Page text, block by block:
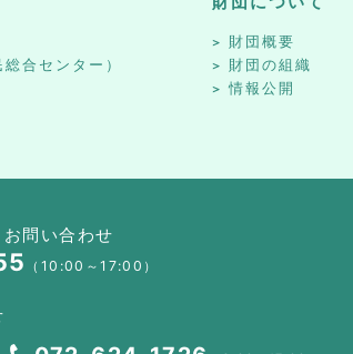
合センター）
財団概要
財団の組織
情報公開
問い合わせ
（10:00～17:00）